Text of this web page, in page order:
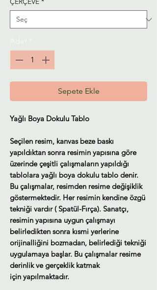
Sepete Ekle
Yağlı Boya Dokulu Tablo
Seçilen resim, kanvas beze baskı
yapıldıktan sonra resimin yapısına göre
üzerinde çeşitli çalışmaların yapıldığı
tablolara yağlı boya dokulu tablo denir.
Bu çalışmalar, resimden resime değişiklik
göstermektedir. Her resimin kendine özgü
tekniği vardır ( Spatül-Fırça). Sanatçı,
resimin yapısına uygun çalışmayı
belirledikten sonra kısmi yerlerine
orijinalliğini bozmadan, belirlediği tekniği
uygulamaya başlar. Bu çalışmalar resime
derinlik ve gerçeklik katmak
için yapılmaktadır.